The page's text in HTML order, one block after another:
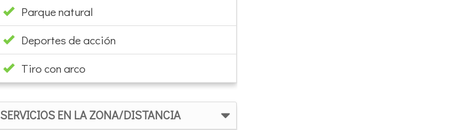
Parque natural
Deportes de acción
Tiro con arco
SERVICIOS EN LA ZONA/DISTANCIA